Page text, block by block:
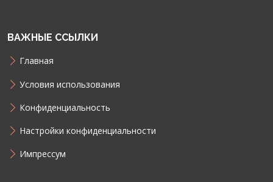
ВАЖНЫЕ ССЫЛКИ
Главная
Условия использования
Конфиденциальность
Настройки конфиденциальности
Импрессум